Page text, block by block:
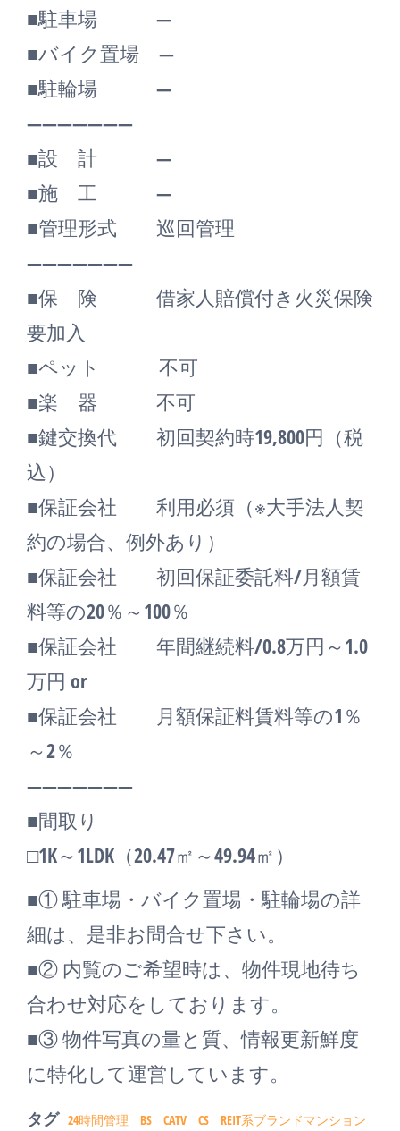
■駐車場 ―
■バイク置場 ―
■駐輪場 ―
―――――――
■設 計 ―
■施 工 ―
■管理形式 巡回管理
―――――――
■保 険 借家人賠償付き火災保険
要加入
■ペット 不可
■楽 器 不可
■鍵交換代 初回契約時19,800円（税
込）
■保証会社 利用必須（※大手法人契
約の場合、例外あり）
■保証会社 初回保証委託料/月額賃
料等の20％～100％
■保証会社 年間継続料/0.8万円～1.0
万円 or
■保証会社 月額保証料賃料等の1％
～2％
―――――――
■間取り
□1K～1LDK（20.47㎡～49.94㎡）
■① 駐車場・バイク置場・駐輪場の詳
細は、是非お問合せ下さい。
■② 内覧のご希望時は、物件現地待ち
合わせ対応をしております。
■③ 物件写真の量と質、情報更新鮮度
に特化して運営しています。
タグ 24時間管理 BS CATV CS REIT系ブランドマンション